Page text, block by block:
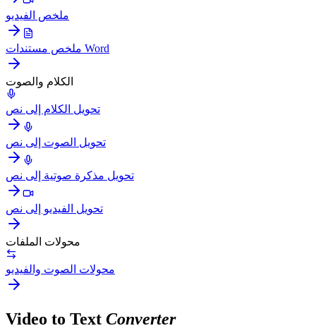
ملخص الفيديو
ملخص مستندات Word
الكلام والصوت
تحويل الكلام إلى نص
تحويل الصوت إلى نص
تحويل مذكرة صوتية إلى نص
تحويل الفيديو إلى نص
محولات الملفات
محولات الصوت والفيديو
Video to Text Converter